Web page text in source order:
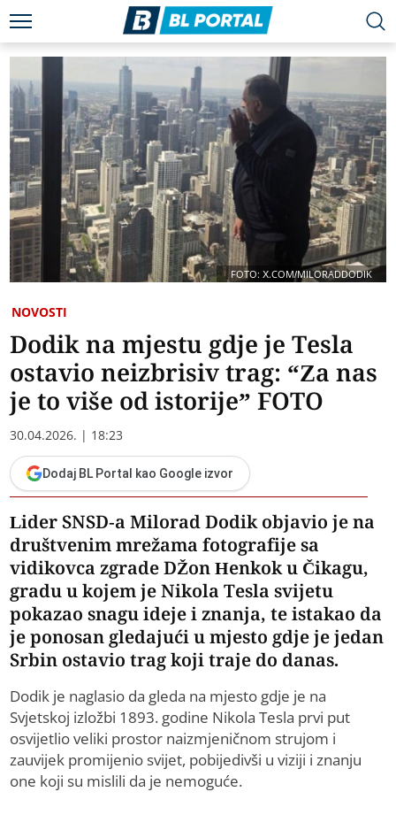
FOTO: X.COM/MILORADDODIK
NOVOSTI
Dodik na mjestu gdje je Tesla
ostavio neizbrisiv trag: “Za nas
je to više od istorije” FOTO
30.04.2026. | 18:23
Dodaj BL Portal kao Google izvor
Lider SNSD-a Milorad Dodik objavio je na
društvenim mrežama fotografije sa
vidikovca zgrade DŽon Henkok u Čikagu,
gradu u kojem je Nikola Tesla svijetu
pokazao snagu ideje i znanja, te istakao da
je ponosan gledajući u mjesto gdje je jedan
Srbin ostavio trag koji traje do danas.
Dodik je naglasio da gleda na mjesto gdje je na
Svjetskoj izložbi 1893. godine Nikola Tesla prvi put
osvijetlio veliki prostor naizmjeničnom strujom i
zauvijek promijenio svijet, pobijedivši u viziji i znanju
one koji su mislili da je nemoguće.